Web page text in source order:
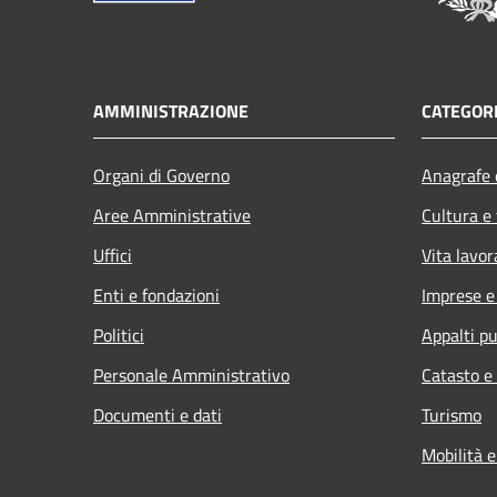
AMMINISTRAZIONE
Organi di Governo
Aree Amministrative
Uffici
Enti e fondazioni
Politici
Personale Amministrativo
Documenti e dati
Cultura
Vita
Imprese
Appalti
Catasto
Turismo
Mobilità